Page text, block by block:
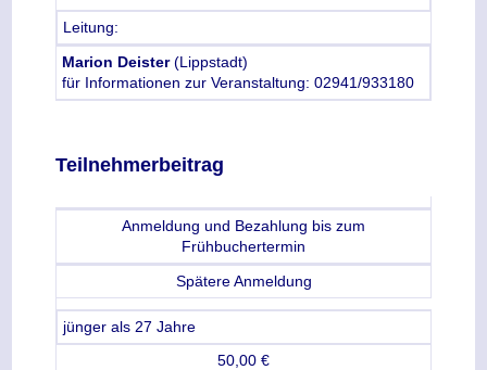
Leitung:
Marion Deister(Lippstadt)
für Informationen zur Veranstaltung: 02941/933180
Teilnehmerbeitrag
Anmeldung und Bezahlung bis zum
Frühbuchertermin
Spätere Anmeldung
jünger als 27 Jahre
50,00 €